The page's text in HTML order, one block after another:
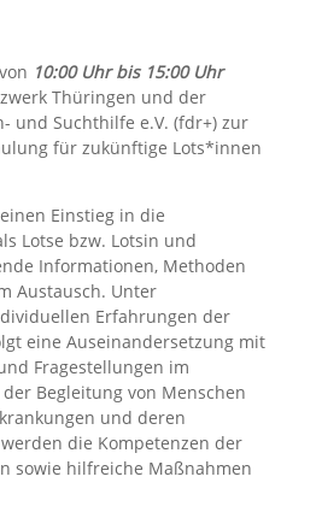
10:00 Uhr bis 15:00 Uhr
Thüringen und der
und Suchthilfe e.V. (fdr+) zur
für zukünftige Lots*innen
Einstieg in die
Lotse bzw. Lotsin und
Informationen, Methoden
Austausch. Unter
Erfahrungen der
eine Auseinandersetzung mit
Fragestellungen im
Begleitung von Menschen
und deren
die Kompetenzen der
sowie hilfreiche Maßnahmen